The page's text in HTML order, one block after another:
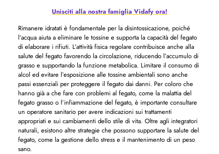
Unisciti alla nostra famiglia Vidafy ora!
Rimanere idratati è fondamentale per la disintossicazione, poiché
l’acqua aiuta a eliminare le tossine e supporta la capacità del fegato
di elaborare i rifiuti. L’attività fisica regolare contribuisce anche alla
salute del fegato favorendo la circolazione, riducendo l’accumulo di
grasso e supportando la funzione metabolica. Limitare il consumo di
alcol ed evitare l’esposizione alle tossine ambientali sono anche
passi essenziali per proteggere il fegato dai danni. Per coloro che
hanno già a che fare con problemi al fegato, come la malattia del
fegato grasso o l’infiammazione del fegato, è importante consultare
un operatore sanitario per avere indicazioni sui trattamenti
appropriati e sui cambiamenti dello stile di vita. Oltre agli integratori
naturali, esistono altre strategie che possono supportare la salute del
fegato, come la gestione dello stress e il mantenimento di un peso
sano.